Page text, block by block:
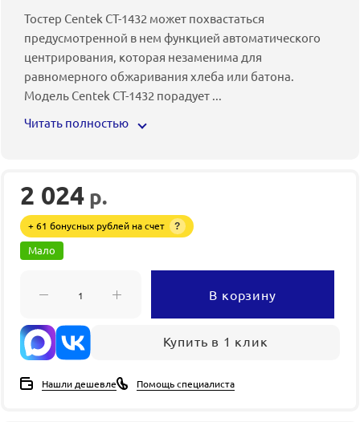
Тостер Centek СТ-1432 может похвастаться
предусмотренной в нем функцией автоматического
центрирования, которая незаменима для
равномерного обжаривания хлеба или батона.
Модель Centek СТ-1432 порадует ...
Читать полностью
2 024 р.
+ 61 бонусных рублей на счет ?
Мало
В корзину
Купить в 1 клик
Нашли дешевле Помощь специалиста